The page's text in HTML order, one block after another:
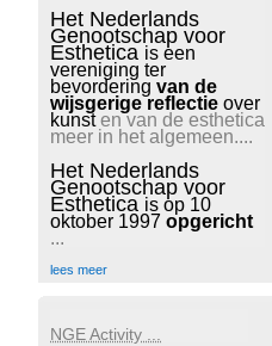
Het Nederlands
Genootschap voor
Esthetica is een
vereniging ter
bevordering van de
wijsgerige reflectie over
kunsten van de esthetica
meer in het algemeen....
Het Nederlands
Genootschap voor
Esthetica is op 10
oktober 1997 opgericht
...
lees meer
NGE Activity ...